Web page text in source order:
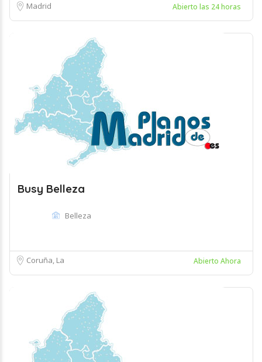
Madrid
Abierto las 24 horas
Busy Belleza
Belleza
Coruña, La Abierto Ahora